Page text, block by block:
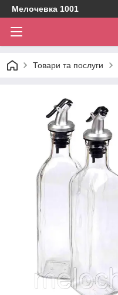
Мелочевка 1001
Товари та послуги